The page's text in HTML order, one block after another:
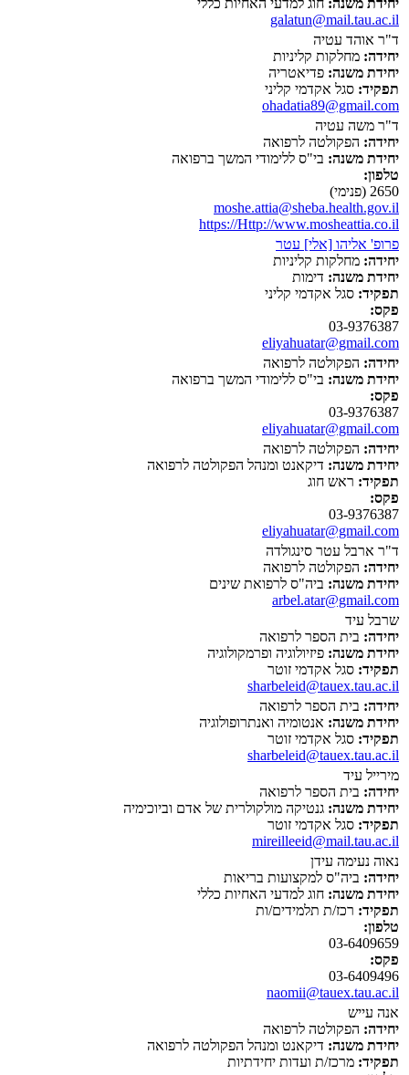
galatun@mail.tau.ac.il
ד"ר אוהד עטיה
יחידה: מחלקות קליניות
יחידת משנה: פדיאטריה
תפקיד: סגל אקדמי קליני
ohadatia89@gmail.com
ד"ר משה עטיה
יחידה: הפקולטה לרפואה
יחידת משנה: בי"ס ללימודי המשך ברפואה
טלפון:
2650 (פנימי)
moshe.attia@sheba.health.gov.il
https://Http://www.mosheattia.co.il
פרופ' אליהו [אלי] עטר
יחידה: מחלקות קליניות
יחידת משנה: דימות
תפקיד: סגל אקדמי קליני
פקס:
03-9376387
eliyahuatar@gmail.com
יחידה: הפקולטה לרפואה
יחידת משנה: בי"ס ללימודי המשך ברפואה
פקס:
03-9376387
eliyahuatar@gmail.com
יחידה: הפקולטה לרפואה
יחידת משנה: דיקאנט ומנהל הפקולטה לרפואה
תפקיד: ראש חוג
פקס:
03-9376387
eliyahuatar@gmail.com
ד"ר ארבל עטר סינגולדה
יחידה: הפקולטה לרפואה
יחידת משנה: ביה"ס לרפואת שינים
arbel.atar@gmail.com
שרבל עיד
יחידה: בית הספר לרפואה
יחידת משנה: פיזיולוגיה ופרמקולוגיה
תפקיד: סגל אקדמי זוטר
sharbeleid@tauex.tau.ac.il
יחידה: בית הספר לרפואה
יחידת משנה: אנטומיה ואנתרופולוגיה
תפקיד: סגל אקדמי זוטר
sharbeleid@tauex.tau.ac.il
מירייל עיד
יחידה: בית הספר לרפואה
יחידת משנה: גנטיקה מולקולרית של אדם וביוכימיה
תפקיד: סגל אקדמי זוטר
mireilleeid@mail.tau.ac.il
נאוה נעימה עידן
יחידה: ביה"ס למקצועות בריאות
יחידת משנה: חוג למדעי האחיות כללי
תפקיד: רכז/ת תלמידים/ות
טלפון:
03-6409659
פקס:
03-6409496
naomii@tauex.tau.ac.il
אנה עייש
יחידה: הפקולטה לרפואה
יחידת משנה: דיקאנט ומנהל הפקולטה לרפואה
תפקיד: מרכז/ת ועדות יחידתיות